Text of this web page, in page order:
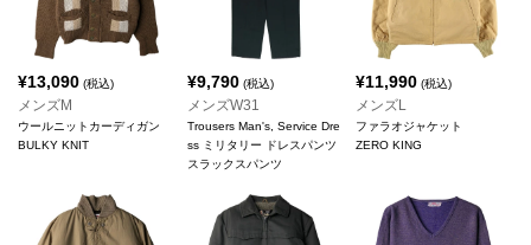
¥13,090 (税込)
メンズM
ウールニットカーディガン
BULKY KNIT
¥9,790(税込)
メンズW31
Trousers Man's, Service Dre
ss ミリタリー ドレスパンツ
スラックスパンツ
¥11,990 (税込)
メンズL
ファラオジャケット
ZERO KING